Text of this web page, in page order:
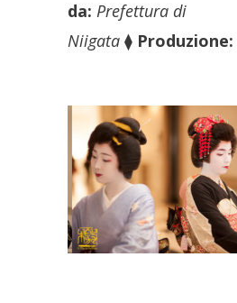
da: Prefettura di
Niigata⧫ Produzione: